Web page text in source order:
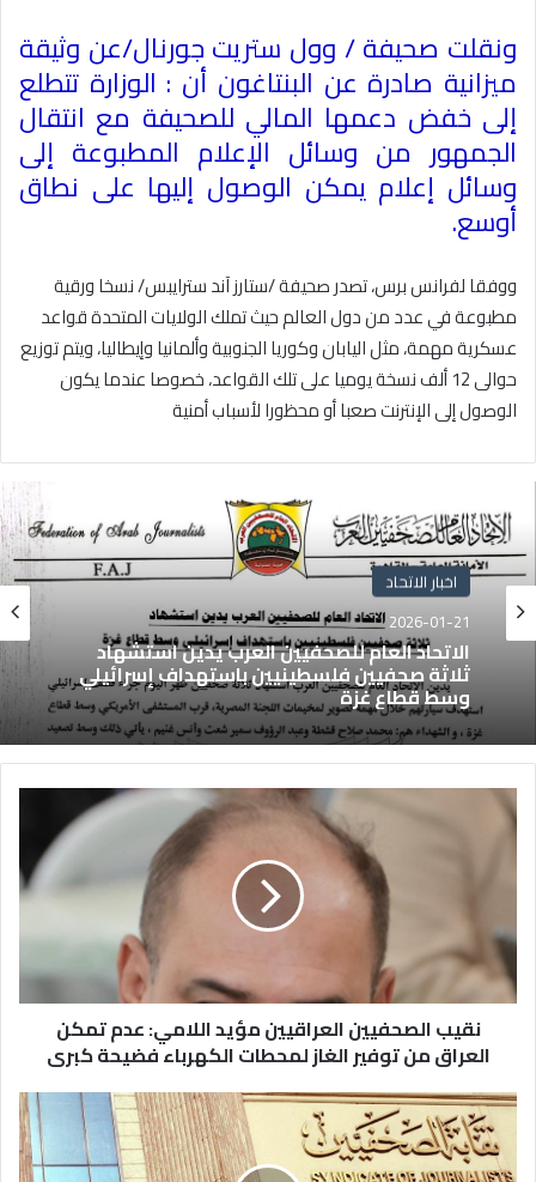
ونقلت صحيفة / وول ستريت جورنال/عن وثيقة
ميزانية صادرة عن البنتاغون أن : الوزارة تتطلع
إلى خفض دعمها المالي للصحيفة مع انتقال
الجمهور من وسائل الإعلام المطبوعة إلى
وسائل إعلام يمكن الوصول إليها على نطاق
أوسع.
ووفقا لفرانس برس، تصدر صحيفة /ستارز آند سترايبس/ نسخا ورقية
مطبوعة في عدد من دول العالم حيث تملك الولايات المتحدة قواعد
عسكرية مهمة، مثل اليابان وكوريا الجنوبية وألمانيا وإيطاليا، ويتم توزيع
حوالى 12 ألف نسخة يوميا على تلك القواعد، خصوصا عندما يكون
الوصول إلى الإنترنت صعبا أو محظورا لأسباب أمنية
اخبار الاتحاد
2026-01-21
الاتحاد العام للصحفيين العرب يدين استشهاد
ثلاثة صحفيين فلسطينيين باستهداف إسرائيلي
وسط قطاع غزة
نقيب الصحفيين العراقيين مؤيد اللامي: عدم تمكن
العراق من توفير الغاز لمحطات الكهرباء فضيحة كبرى